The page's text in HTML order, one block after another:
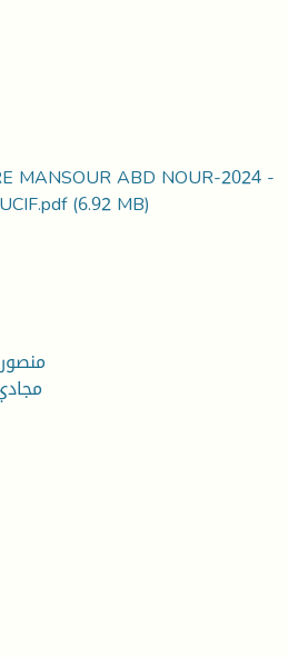
MANSOUR ABD NOUR-2024 -
(6.92 MB)
-
-